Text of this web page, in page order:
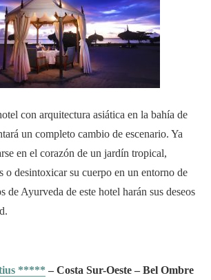
con arquitectura asiática en la bahía de
un completo cambio de escenario. Ya
en el corazón de un jardín tropical,
o desintoxicar su cuerpo en un entorno de
de Ayurveda de este hotel harán sus deseos
***** – Costa Sur-Oeste – Bel Ombre